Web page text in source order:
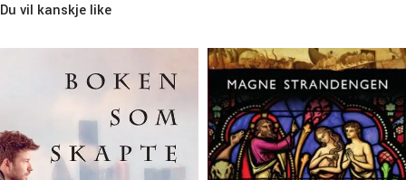
Du vil kanskje like